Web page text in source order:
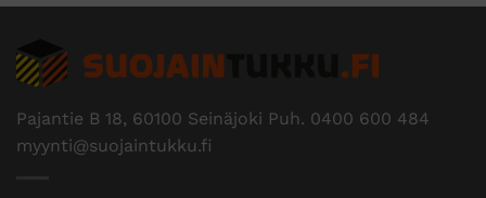
Pajantie B 18, 60100 Seinäjoki Puh. 0400 600 484
myynti@suojaintukku.fi